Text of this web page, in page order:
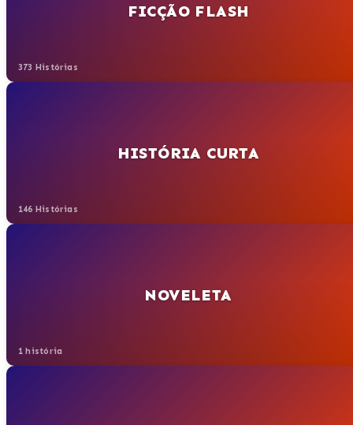
FICÇÃO FLASH
373 Histórias
HISTÓRIA CURTA
146 Histórias
NOVELETA
1 história